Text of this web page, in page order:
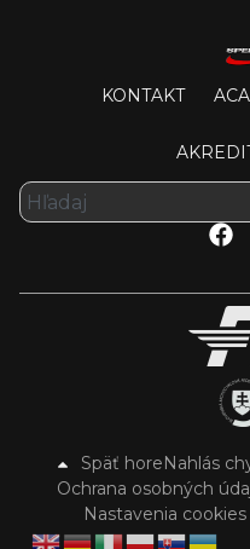
KONTAKT
Späť horeNahlás
Ochrana osobných
Nastavenia cookies